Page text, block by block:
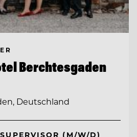
Berchtesgaden
Deutschland
(M/W/D)